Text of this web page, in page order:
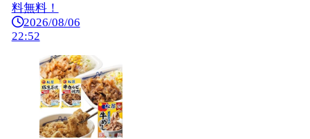
料無料！
2026/08/06
22:52